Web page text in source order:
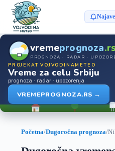
Najave
vremeprognoza.rs
PROGNOZA · RADAR ·
PROJEKAT VOJVODINAMETEO
Vreme za celu Srbiju
prognoza · radar · upozorenja
VREMEPROGNOZA.RS →
Početna/Dugoročna prognoza/